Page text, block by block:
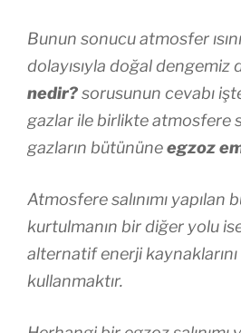
Bunun sonucu atmosfer
dolayısıyla doğal dengemiz
nedir?sorusunun cevabı
gazlar ile birlikte atmosfere
gazların bütününeegzoz
Atmosfere salınımı yapılan
kurtulmanın bir diğer yolu
alternatif enerji
kullanmaktır.